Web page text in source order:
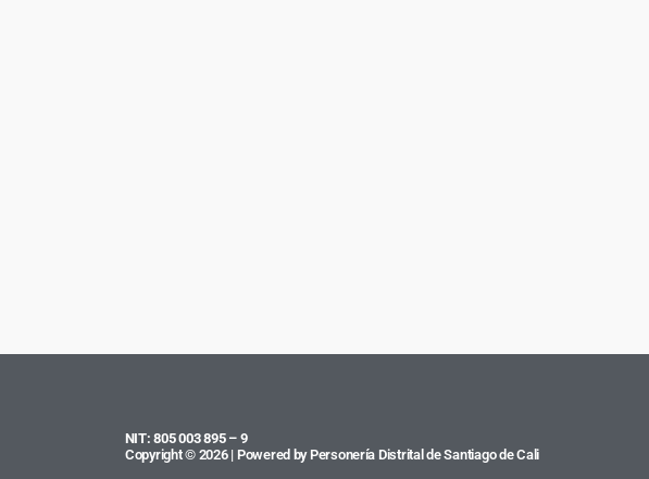
NIT: 805 003 895 – 9
Copyright © 2026 | Powered by Personería Distrital de Santiago de Cali